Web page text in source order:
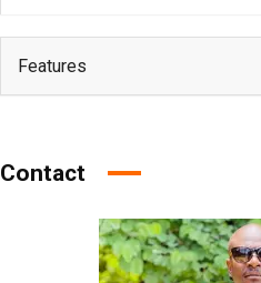
Features
Contact